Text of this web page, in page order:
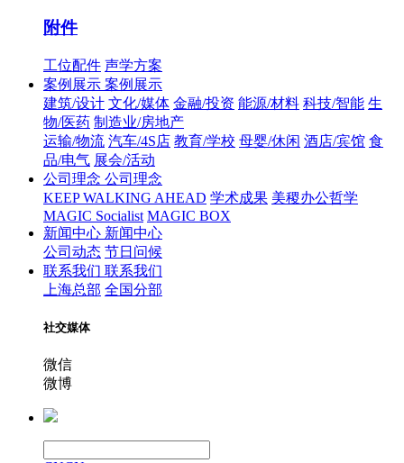
附件
工位配件 声学方案
案例展示 案例展示
建筑/设计 文化/媒体 金融/投资 能源/材料 科技/智能 生
物/医药 制造业/房地产
运输/物流 汽车/4S店 教育/学校 母婴/休闲 酒店/宾馆 食
品/电气 展会/活动
公司理念 公司理念
KEEP WALKING AHEAD 学术成果 美稷办公哲学
MAGIC Socialist MAGIC BOX
新闻中心 新闻中心
公司动态 节日问候
联系我们 联系我们
上海总部 全国分部
社交媒体
微信
微博